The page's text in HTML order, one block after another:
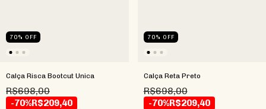
70% OFF
Calça Risca Bootcut Unica
R$698,00
-70%R$209,40
70% OFF
Calça Reta Preto
R$698,00
-70%R$209,40